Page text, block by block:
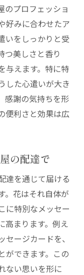
のプロフェッショ
好みに合わせたア
いをしっかりと受
つ美しさと香り
与えます。特に特
した心遣いが大き
感謝の気持ちを形
便利さと効果は広
の配達で
達を通じて届ける
。花はそれ自体が
に特別なメッセー
高まります。例え
ージカードを、
ができます。この
ない思いを形に